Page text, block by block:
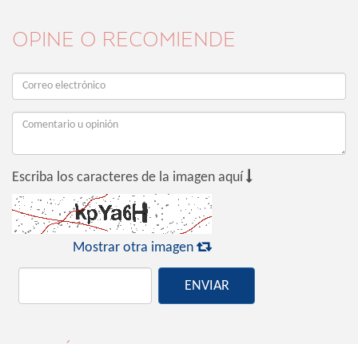
OPINE O RECOMIENDE
Escriba los caracteres de la imagen aquí 
Mostrar otra imagen 
ENVIAR